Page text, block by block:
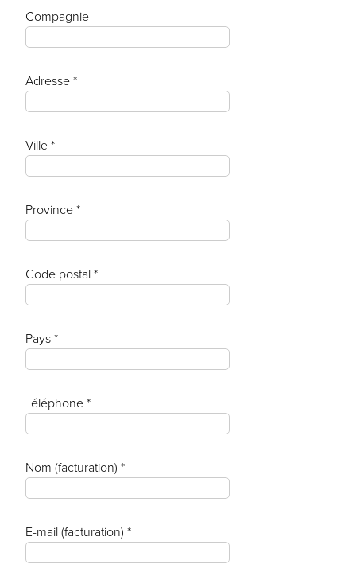
Compagnie
Adresse *
Ville *
Province *
Code postal *
Pays *
Téléphone *
Nom (facturation) *
E-mail (facturation) *